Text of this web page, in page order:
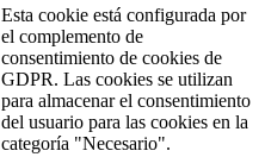
Esta cookie está configurada por
el complemento de
consentimiento de cookies de
GDPR. Las cookies se utilizan
para almacenar el consentimiento
del usuario para las cookies en la
categoría "Necesario".